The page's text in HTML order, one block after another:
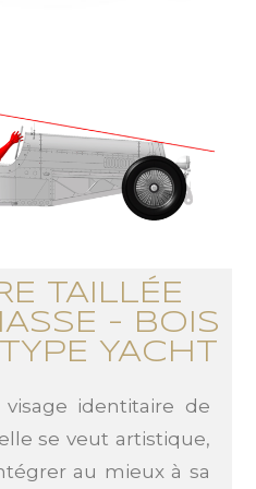
TAILLÉE
- BOIS
YACHT
identitaire de
se veut artistique,
au mieux à sa